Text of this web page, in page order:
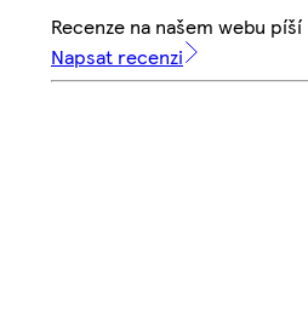
Recenze na našem webu
Napsat recenzi